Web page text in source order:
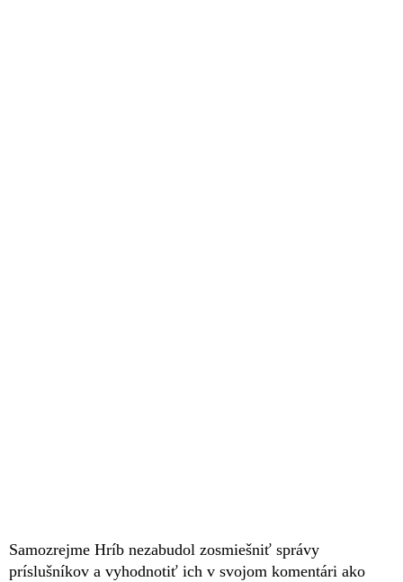
Samozrejme Hríb nezabudol zosmiešniť správy
príslušníkov a vyhodnotiť ich v svojom komentári ako